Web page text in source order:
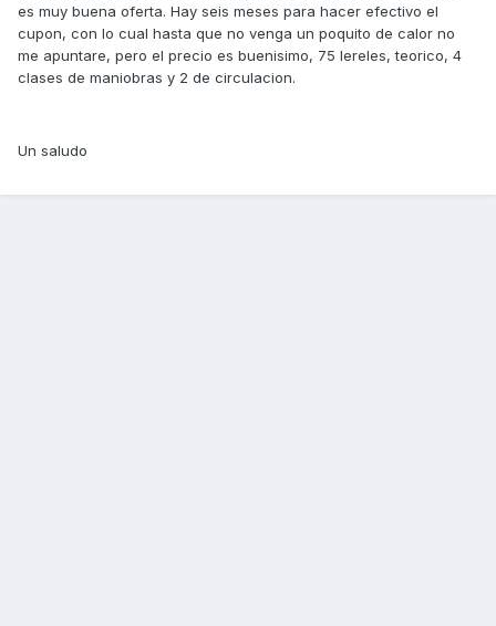
es muy buena oferta. Hay seis meses para hacer efectivo el
cupon, con lo cual hasta que no venga un poquito de calor no
me apuntare, pero el precio es buenisimo, 75 lereles, teorico, 4
clases de maniobras y 2 de circulacion.
Un saludo